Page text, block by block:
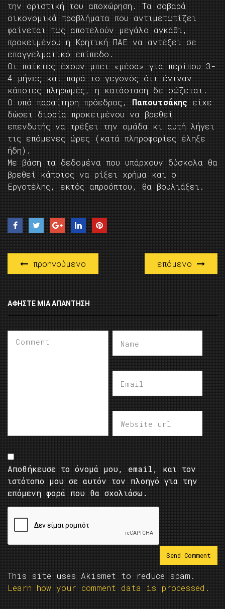
την οριστική του αποχώρηση. Τα σοβαρά
οικονομικά προβλήματα που αντιμετωπίζει
φαίνεται πως αποτελούν μεγάλο αγκάθι,
προκειμένου η Κρητική ΠΑΕ να αντέξει σε
επαγγελματικό επίπεδο.
Οι παίκτες έχουν μπει «μέσα» για περίπου 3-
4 μήνες και παρά το γεγονός ότι έγιναν
κάποιες πληρωμές, η κατάσταση δε σώζεται.
Ο υπό παραίτηση πρόεδρος, Παπουτσάκης είχε
δώσει διορία προκειμένου να βρεθεί
επενδυτής να τρέξει την ομάδα κι αυτή λήγει
τις επόμενες ώρες (κατά πληροφορίες έληξε
ήδη).
Με βάση τα δεδομένα που υπάρχουν δύσκολα θα
βρεθεί κάποιος να ρίξει χρήμα και ο
Εργοτέλης, εκτός απροόπτου, θα βουλιάξει.
προηγούμενο επόμενο
ΑΦΉΣΤΕ ΜΙΑ ΑΠΆΝΤΗΣΗ
Αποθήκευσε το όνομά μου, email, και τον
ιστότοπο μου σε αυτόν τον πλοηγό για την
επόμενη φορά που θα σχολιάσω.
This site uses Akismet to reduce spam.
Learn how your comment data is processed.